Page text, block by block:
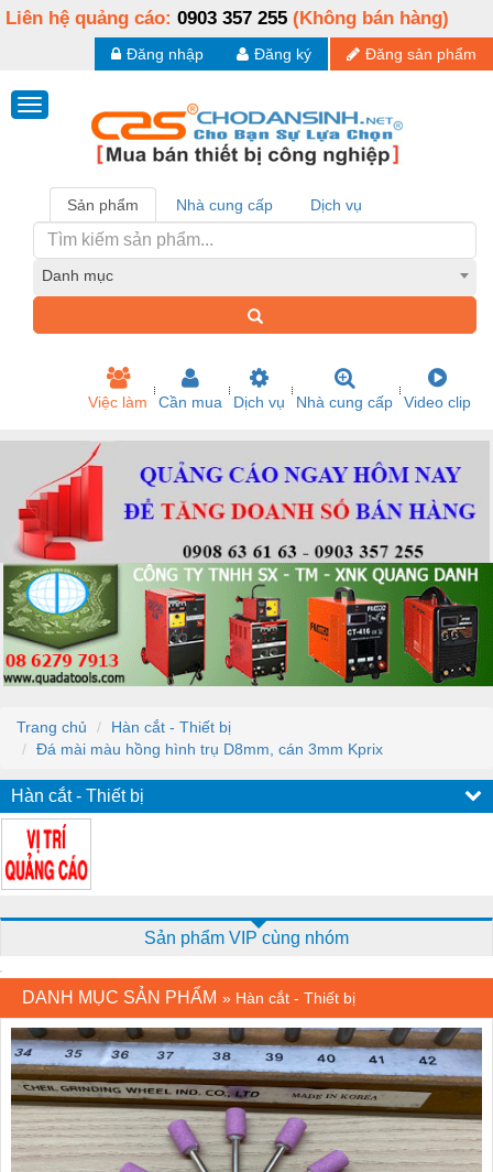
Liên hệ quảng cáo: 0903 357 255 (Không bán hàng)
Đăng sản phẩm
Đăng ký
Đăng nhập
Sản phẩm Nhà cung cấp Dịch vụ
Danh mục
Việc làm Cần mua Dịch vụ Nhà cung cấp Video clip
Trang chủ
Hàn cắt - Thiết bị
Đá mài màu hồng hình trụ D8mm, cán 3mm Kprix
Hàn cắt - Thiết bị
Sản phẩm VIP cùng nhóm
DANH MỤC SẢN PHẨM » Hàn cắt - Thiết bị